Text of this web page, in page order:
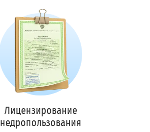
Лицензирование
недропользования